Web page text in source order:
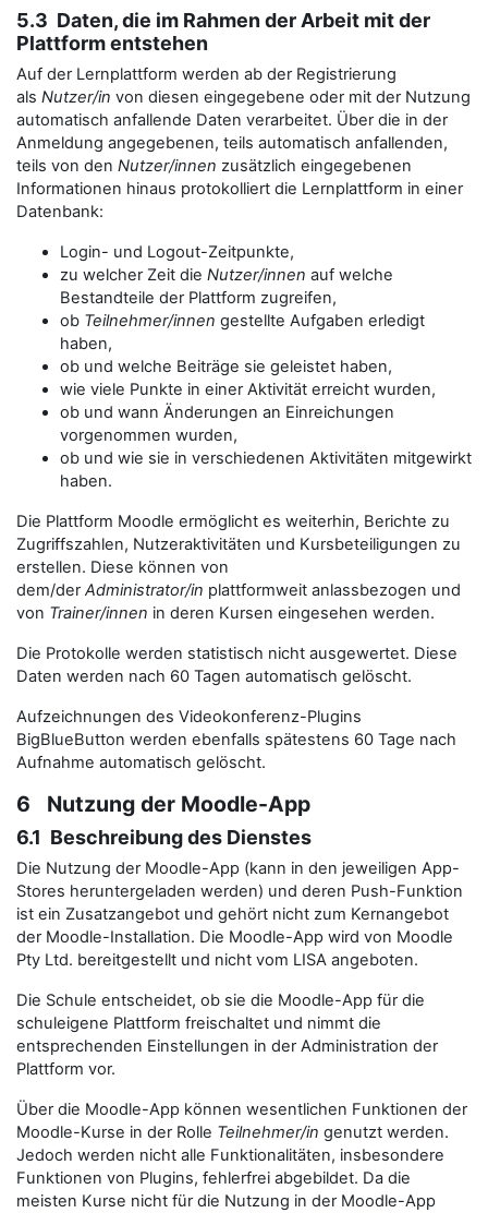
5.3 Daten, die im Rahmen der Arbeit mit der
Plattform entstehen
Auf der Lernplattform werden ab der Registrierung
als Nutzer/in von diesen eingegebene oder mit der Nutzung
automatisch anfallende Daten verarbeitet. Über die in der
Anmeldung angegebenen, teils automatisch anfallenden,
teils von den Nutzer/innen zusätzlich eingegebenen
Informationen hinaus protokolliert die Lernplattform in einer
Datenbank:
Login- und Logout-Zeitpunkte,
zu welcher Zeit die Nutzer/innen auf welche
Bestandteile der Plattform zugreifen,
ob Teilnehmer/innen gestellte Aufgaben erledigt
haben,
ob und welche Beiträge sie geleistet haben,
wie viele Punkte in einer Aktivität erreicht wurden,
ob und wann Änderungen an Einreichungen
vorgenommen wurden,
ob und wie sie in verschiedenen Aktivitäten mitgewirkt
haben.
Die Plattform Moodle ermöglicht es weiterhin, Berichte zu
Zugriffszahlen, Nutzeraktivitäten und Kursbeteiligungen zu
erstellen. Diese können von
dem/derAdministrator/in plattformweit anlassbezogen und
von Trainer/innen in deren Kursen eingesehen werden.
Die Protokolle werden statistisch nicht ausgewertet. Diese
Daten werden nach 60 Tagen automatisch gelöscht.
Aufzeichnungen des Videokonferenz-Plugins
BigBlueButton werden ebenfalls spätestens 60 Tage nach
Aufnahme automatisch gelöscht.
6 Nutzung der Moodle-App
6.1 Beschreibung des Dienstes
Die Nutzung der Moodle-App (kann in den jeweiligen App-
Stores heruntergeladen werden) und deren Push-Funktion
ist ein Zusatzangebot und gehört nicht zum Kernangebot
der Moodle-Installation. Die Moodle-App wird von Moodle
Pty Ltd. bereitgestellt und nicht vom LISA angeboten.
Die Schule entscheidet, ob sie die Moodle-App für die
schuleigene Plattform freischaltet und nimmt die
entsprechenden Einstellungen in der Administration der
Plattform vor.
Über die Moodle-App können wesentlichen Funktionen der
Moodle-Kurse in der Rolle Teilnehmer/in genutzt werden.
Jedoch werden nicht alle Funktionalitäten, insbesondere
Funktionen von Plugins, fehlerfrei abgebildet. Da die
meisten Kurse nicht für die Nutzung in der Moodle-App